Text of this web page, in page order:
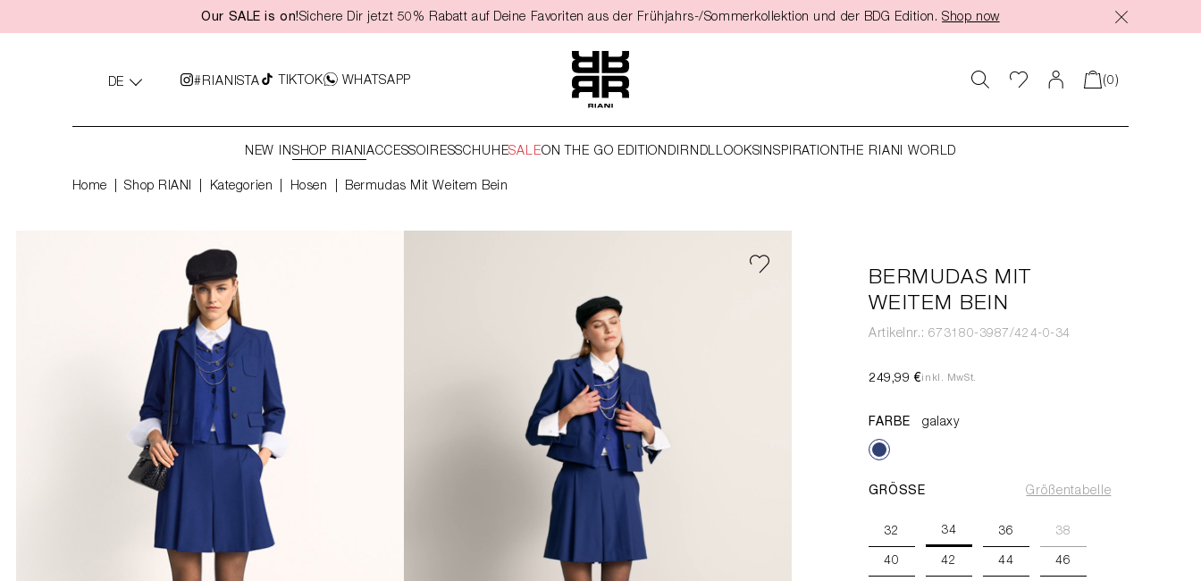
Zur Hauptnavigation springen
Our SALE is on!Sichere Dir jetzt 50% Rabatt auf Deine Favoriten aus der Frühjahrs-/Sommerkollektion und der BDG Edition. Shop now
DE #RIANISTA TIKTOK WHATSAPP (0)
NEW INSHOP RIANIACCESSOIRESSCHUHESALEON THE GO EDITION DIRNDLLOOKSINSPIRATION THE RIANI WORLD
Home Shop RIANI Kategorien Hosen Bermudas Mit Weitem Bein
BERMUDAS MIT
WEITEM BEIN
Artikelnr.: 673180-3987/424-0-34
249,99 €inkl. MwSt.
FARBE galaxy
GRÖSSE Größentabelle
32 34 36 38
40 42 44 46